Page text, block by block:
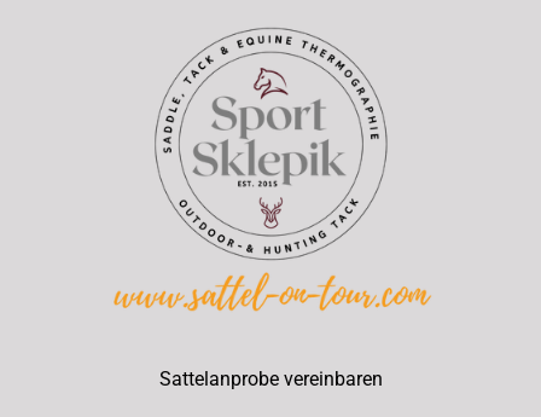
Sattelanprobe vereinbaren